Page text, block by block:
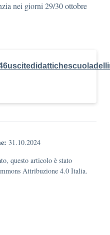
nei giorni 29/30 ottobre
31.10.2024
questo articolo è stato
Attribuzione 4.0 Italia.